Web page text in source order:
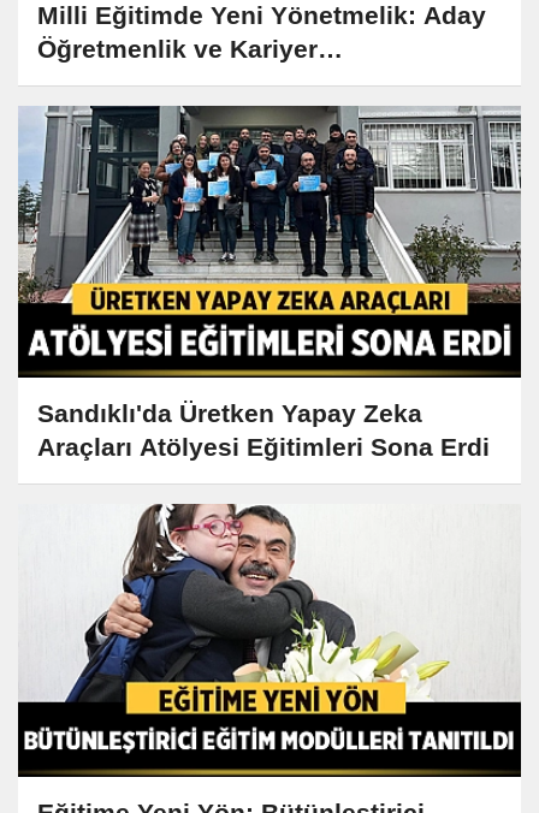
Milli Eğitimde Yeni Yönetmelik: Aday
Öğretmenlik ve Kariyer
Basamaklarına Yeni Standartlar
Sandıklı'da Üretken Yapay Zeka
Araçları Atölyesi Eğitimleri Sona Erdi